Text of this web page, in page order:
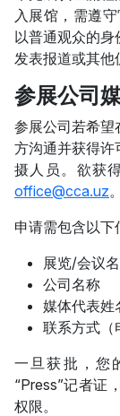
入展馆，需遵
以普通观众的身
发表报道或其他
参展公司
参展公司若希望
方沟通并获得许
摄人员。欲获
office@cca.uz。
申请需包含以下
展览/会议
公司名称
媒体代表姓
联系方式（
一旦获批，您
“Press”记者证
权限。